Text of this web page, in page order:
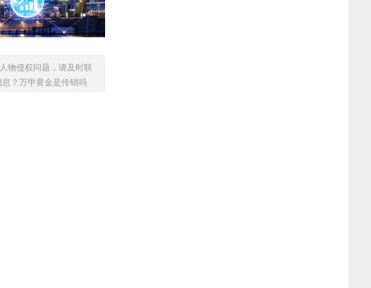
物侵权问题，请及时联
？万甲黄金是传销吗